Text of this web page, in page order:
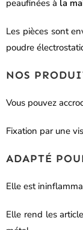
peaufinées à la
Les pièces sont
poudre
NOS
Vous pouvez
Fixation par une
ADAPTÉ
Elle est
Elle rend les